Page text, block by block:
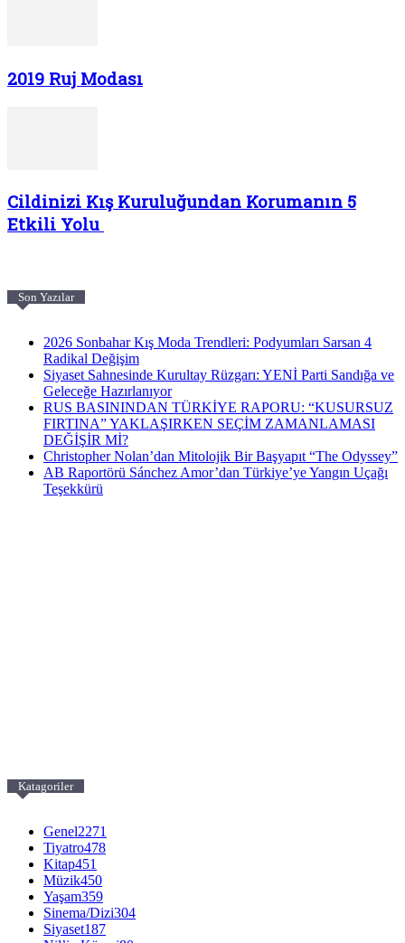
2019 Ruj Modası
Cildinizi Kış Kuruluğundan Korumanın 5
Etkili Yolu
Son Yazılar
2026 Sonbahar Kış Moda Trendleri: Podyumları Sarsan 4
Radikal Değişim
Siyaset Sahnesinde Kurultay Rüzgarı: YENİ Parti Sandığa ve
Geleceğe Hazırlanıyor
RUS BASININDAN TÜRKİYE RAPORU: “KUSURSUZ
FIRTINA” YAKLAŞIRKEN SEÇİM ZAMANLAMASI
DEĞİŞİR Mİ?
Christopher Nolan’dan Mitolojik Bir Başyapıt “The Odyssey”
AB Raportörü Sánchez Amor’dan Türkiye’ye Yangın Uçağı
Teşekkürü
Katagoriler
Genel2271
Tiyatro478
Kitap451
Müzik450
Yaşam359
Sinema/Dizi304
Siyaset187